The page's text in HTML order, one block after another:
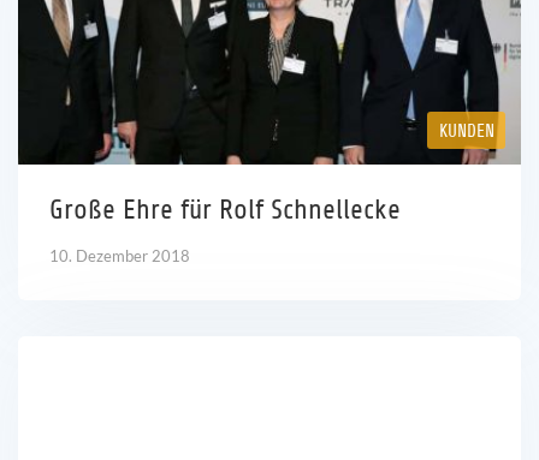
Service
Unternehmen
Referenzen
KUNDEN
Große Ehre für Rolf Schnellecke
10. Dezember 2018